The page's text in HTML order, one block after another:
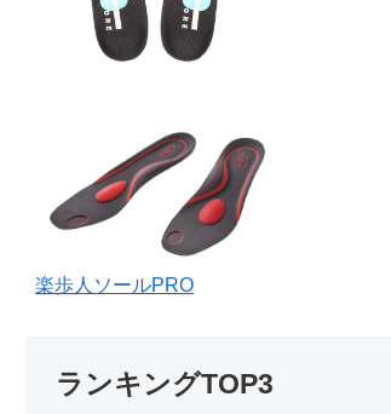
楽歩人ソールPRO
ランキングTOP3